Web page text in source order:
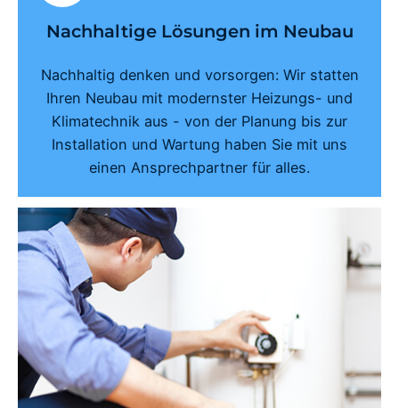
Nachhaltige Lösungen im Neubau
Nachhaltig denken und vorsorgen: Wir statten
Ihren Neubau mit modernster Heizungs- und
Klimatechnik aus - von der Planung bis zur
Installation und Wartung haben Sie mit uns
einen Ansprechpartner für alles.